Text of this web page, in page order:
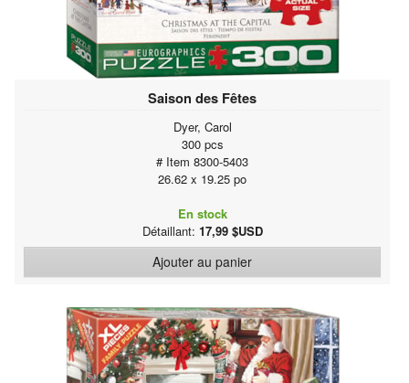
Saison des Fêtes
Dyer, Carol
300 pcs
# Item 8300-5403
26.62 x 19.25 po
En stock
Détaillant: 17,99 $USD
Ajouter au panier